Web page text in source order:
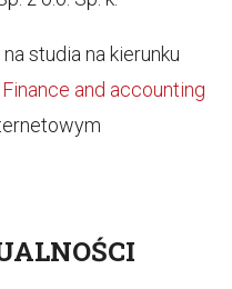
studia na kierunku
Finance and accounting